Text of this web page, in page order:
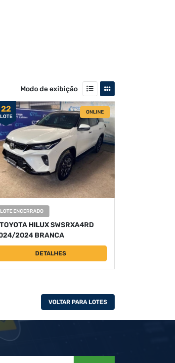
Modo de exibição
22
LOTE
ONLINE
LOTE ENCERRADO
HILUX SWSRXA4RD
2024 BRANCA
DETALHES
VOLTAR PARA LOTES